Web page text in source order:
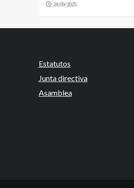
24/09/2025
Estatutos
Junta directiva
Asamblea